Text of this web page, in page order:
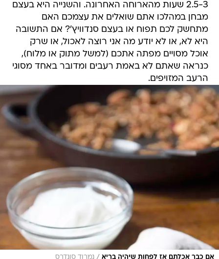
2.5-3 שעות מהארוחה האחרונה. והשנייה היא בעצם
מבחן במהלכו אתם שואלים את עצמכם האם
מתחשק לכם תפוח או בעצם סנדוויץ'? אם התשובה
היא לא, או לא יודע מה אני רוצה לאכול, או שרק
אוכל מסויים מפתה אתכם (למשל מתוק או מלוח),
כנראה שאתם לא באמת רעבים ומדובר באחד מסוגי
הרעב המזויפים.
אם כבר אכלתם אז לפחות שיהיה בריא נמרוד סונדרס